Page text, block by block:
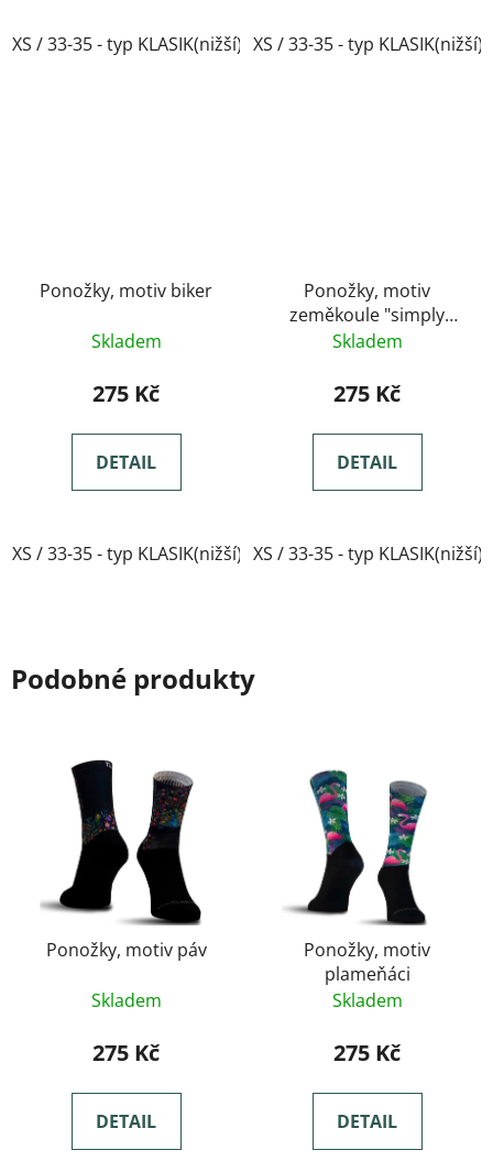
XS / 33-35 - typ KLASIK(nižší) XS / 33-35 - typ KLASIK(nižší)
Ponožky, motiv biker
Skladem
275 Kč
DETAIL
XS / 33-35 - typ KLASIK(nižší)
Ponožky, motiv
zeměkoule "simply
kolekce"
Skladem
275 Kč
DETAIL
XS / 33-35 - typ KLASIK(nižší)
Podobné produkty
Ponožky, motiv páv
Skladem
275 Kč
DETAIL
Ponožky, motiv
plameňáci
Skladem
275 Kč
DETAIL